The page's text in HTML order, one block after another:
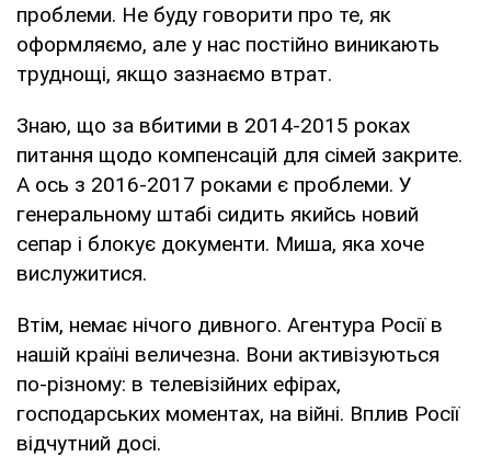
проблеми. Не буду говорити про те, як
оформляємо, але у нас постійно виникають
труднощі, якщо зазнаємо втрат.
Знаю, що за вбитими в 2014-2015 роках
питання щодо компенсацій для сімей закрите.
А ось з 2016-2017 роками є проблеми. У
генеральному штабі сидить якийсь новий
сепар і блокує документи. Миша, яка хоче
вислужитися.
Втім, немає нічого дивного. Агентура Росії в
нашій країні величезна. Вони активізуються
по-різному: в телевізійних ефірах,
господарських моментах, на війні. Вплив Росії
відчутний досі.